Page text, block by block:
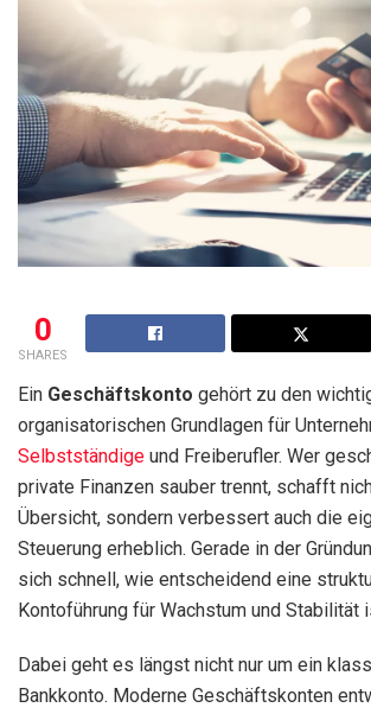
0
SHARES
Ein Geschäftskonto gehört zu den
organisatorischen Grundlagen für
Selbstständige und Freiberufler. Wer
private Finanzen sauber trennt, schafft
Übersicht, sondern verbessert auch die
Steuerung erheblich. Gerade in der
sich schnell, wie entscheidend eine
Kontoführung für Wachstum und Stabilität
Dabei geht es längst nicht nur um ein
Bankkonto. Moderne Geschäftskonten